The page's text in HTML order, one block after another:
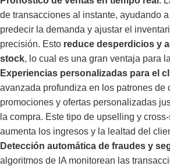
de transacciones al instante, ayudando
predecir la demanda y ajustar el
precisión. Esto reduce desperdicios y
stock, lo cual es una gran ventaja para
Experiencias personalizadas para el
avanzada profundiza en los patrones de
promociones y ofertas personalizadas
la compra. Este tipo de upselling y
aumenta los ingresos y la lealtad del
Detección automática de fraudes y
algoritmos de IA monitorean las